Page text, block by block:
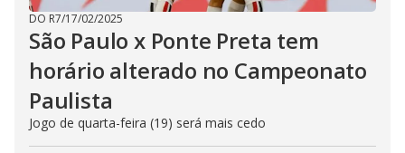
DO R7/17/02/2025
São Paulo x Ponte Preta tem
horário alterado no Campeonato
Paulista
Jogo de quarta-feira (19) será mais cedo